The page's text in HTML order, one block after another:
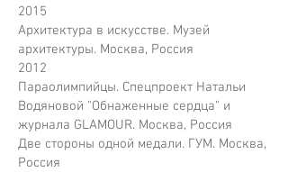
2015
Архитектура в искусстве. Музей
архитектуры. Москва, Россия
2012
Параолимпийцы. Спецпроект Натальи
Водяновой "Обнаженные сердца" и
журнала GLAMOUR. Москва, Россия
Две стороны одной медали. ГУМ. Москва,
Россия